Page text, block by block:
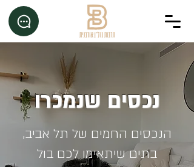
נכסים שנמכרו
הנכסים החמים של תל אביב,
בתים שיתאימו לכם בול